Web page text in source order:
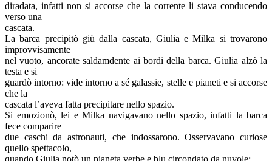
diradata, infatti non si accorse che la corrente li stava conducendo
verso una
cascata.
La barca precipitò giù dalla cascata, Giulia e Milka si trovarono
improvvisamente
nel vuoto, ancorate saldamdente ai bordi della barca. Giulia alzò la
testa e si
guardò intorno: vide intorno a sé galassie, stelle e pianeti e si accorse
che la
cascata l’aveva fatta precipitare nello spazio.
Si emozionò, lei e Milka navigavano nello spazio, infatti la barca
fece comparire
due caschi da astronauti, che indossarono. Osservavano curiose
quello spettacolo,